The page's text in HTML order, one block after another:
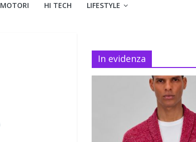
MOTORI HI TECH LIFESTYLE
In evidenza